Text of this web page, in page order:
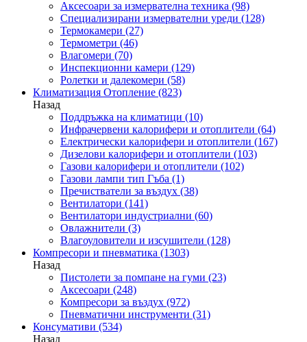
Аксесоари за измервателна техника (98)
Специализирани измервателни уреди (128)
Термокамери (27)
Термометри (46)
Влагомери (70)
Инспекционни камери (129)
Ролетки и далекомери (58)
Климатизация Отопление (823)
Назад
Поддръжка на климатици (10)
Инфрачервени калорифери и отоплители (64)
Електрически калорифери и отоплители (167)
Дизелови калорифери и отоплители (103)
Газови калорифери и отоплители (102)
Газови лампи тип Гъба (1)
Пречистватели за въздух (38)
Вентилатори (141)
Вентилатори индустриални (60)
Овлажнители (3)
Влагоуловители и изсушители (128)
Компресори и пневматика (1303)
Назад
Пистолети за помпане на гуми (23)
Аксесоари (248)
Компресори за въздух (972)
Пневматични инструменти (31)
Консумативи (534)
Назад